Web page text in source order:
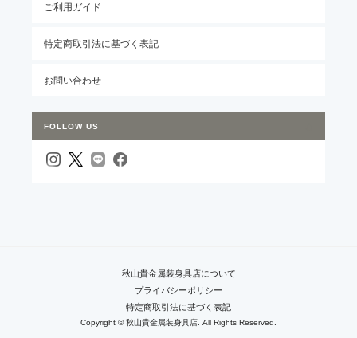
ご利用ガイド
特定商取引法に基づく表記
お問い合わせ
FOLLOW US
秋山貴金属装身具店について
プライバシーポリシー
特定商取引法に基づく表記
Copyright © 秋山貴金属装身具店. All Rights Reserved.